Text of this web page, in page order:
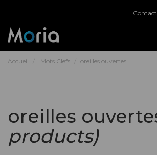
Accueil Mots Clefs oreilles ouvertes
oreilles
products)